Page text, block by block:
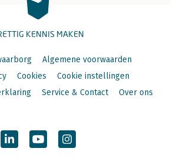
KENNIS MAKEN
Algemene voorwaarden
Cookies
Cookie instellingen
Service & Contact Over ons